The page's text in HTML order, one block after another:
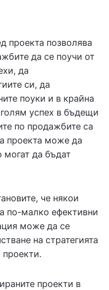
проекта позволява
да се поучи от
да
си, да
поуки и в крайна
успех в бъдещи
по продажбите са
проекта може да
могат да бъдат
че някои
по-малко ефективни
може да се
на стратегията
проекти в